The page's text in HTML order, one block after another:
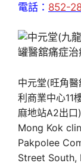
電話： 852-
中元堂(旺角
利商業中心11
麻地站A2出口)
Mong Kok
Pakpolee
Street South,